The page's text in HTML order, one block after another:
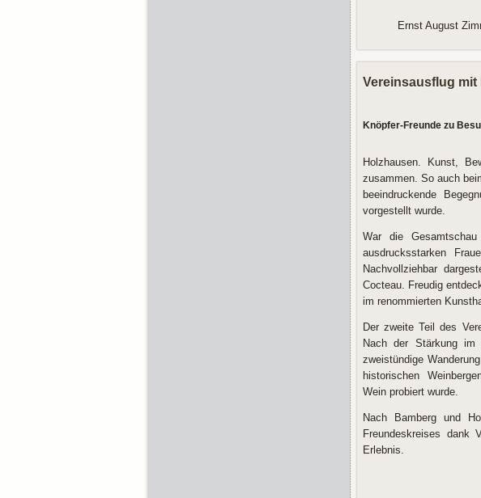
Ernst August
Vereinsausflug
Knöpfer-Freunde zu
Holzhausen. Kunst,
zusammen. So auch
beeindruckende
vorgestellt wurde.
War die
ausdrucksstarken
Nachvollziehbar
Cocteau. Freudig
im renommierten
Der zweite Teil des
Nach der Stärkung im
zweistündige
historischen
Wein probiert wurde.
Nach Bamberg und
Freundeskreises dank
Erlebnis.